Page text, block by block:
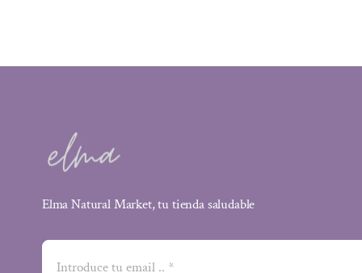
Elma Natural Market, tu tienda saludable